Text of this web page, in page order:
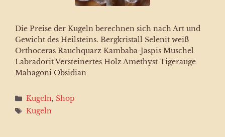
Die Preise der Kugeln berechnen sich nach Art und
Gewicht des Heilsteins. Bergkristall Selenit weiß
Orthoceras Rauchquarz Kambaba-Jaspis Muschel
Labradorit Versteinertes Holz Amethyst Tigerauge
Mahagoni Obsidian
Kategorien
Kugeln,Shop
Schlagwörter
Kugeln